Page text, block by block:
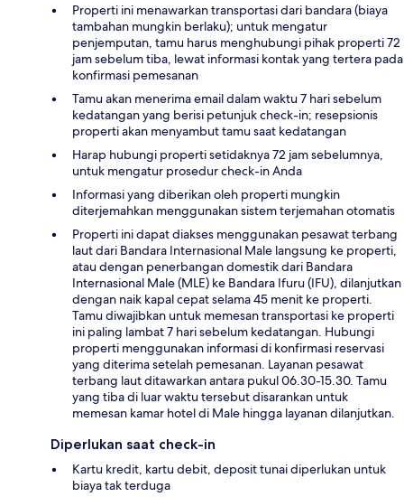
Properti ini menawarkan transportasi dari bandara (biaya
tambahan mungkin berlaku); untuk mengatur
penjemputan, tamu harus menghubungi pihak properti 72
jam sebelum tiba, lewat informasi kontak yang tertera pada
konfirmasi pemesanan
Tamu akan menerima email dalam waktu 7 hari sebelum
kedatangan yang berisi petunjuk check-in; resepsionis
properti akan menyambut tamu saat kedatangan
Harap hubungi properti setidaknya 72 jam sebelumnya,
untuk mengatur prosedur check-in Anda
Informasi yang diberikan oleh properti mungkin
diterjemahkan menggunakan sistem terjemahan otomatis
Properti ini dapat diakses menggunakan pesawat terbang
laut dari Bandara Internasional Male langsung ke properti,
atau dengan penerbangan domestik dari Bandara
Internasional Male (MLE) ke Bandara Ifuru (IFU), dilanjutkan
dengan naik kapal cepat selama 45 menit ke properti.
Tamu diwajibkan untuk memesan transportasi ke properti
ini paling lambat 7 hari sebelum kedatangan. Hubungi
properti menggunakan informasi di konfirmasi reservasi
yang diterima setelah pemesanan. Layanan pesawat
terbang laut ditawarkan antara pukul 06.30-15.30. Tamu
yang tiba di luar waktu tersebut disarankan untuk
memesan kamar hotel di Male hingga layanan dilanjutkan.
Diperlukan saat check-in
Kartu kredit, kartu debit, deposit tunai diperlukan untuk
biaya tak terduga